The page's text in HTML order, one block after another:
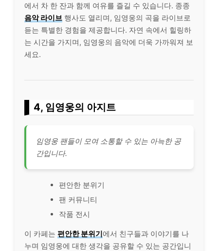
에서 차 한 잔과 함께 여유를 즐길 수 있습니다. 종종
음악 라이브 행사도 열리며, 임영웅의 곡을 라이브로
듣는 특별한 경험을 제공합니다. 자연 속에서 힐링하
는 시간을 가지며, 임영웅의 음악에 더욱 가까워져 보
세요.
4, 임영웅의 아지트
임영웅 팬들이 모여 소통할 수 있는 아늑한 공
간입니다.
편안한 분위기
팬 커뮤니티
작품 전시
이 카페는 편안한 분위기에서 친구들과 이야기를 나
누며 임영웅에 대한 생각을 공유할 수 있는 공간입니